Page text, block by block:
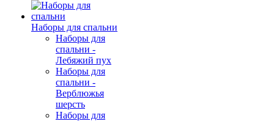
Наборы для спальни
Наборы для
спальни -
Лебяжий пух
Наборы для
спальни -
Верблюжья
шерсть
Наборы для